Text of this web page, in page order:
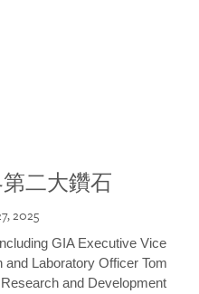
二大鑽石
2025
GIA Executive Vice
Laboratory Officer Tom
and Development